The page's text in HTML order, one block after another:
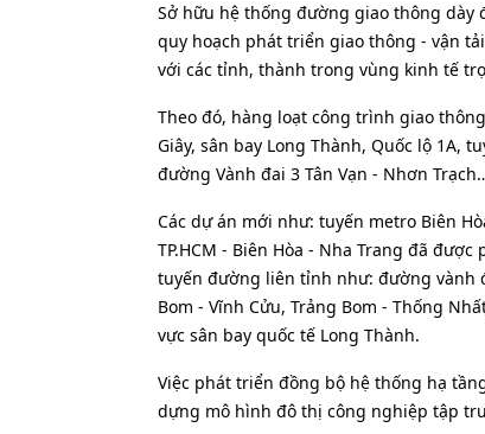
Sở hữu hệ thống đường giao thông dày
quy hoạch phát triển giao thông - vận
với các tỉnh, thành trong vùng kinh tế
Theo đó, hàng loạt công trình giao
Giây, sân bay Long Thành, Quốc lộ 1A,
đường Vành đai 3 Tân Vạn - Nhơn
Các dự án mới như: tuyến metro Biên
TP.HCM - Biên Hòa - Nha Trang đã
tuyến đường liên tỉnh như: đường vành
Bom - Vĩnh Cửu, Trảng Bom - Thống
vực sân bay quốc tế Long Thành.
Việc phát triển đồng bộ hệ thống hạ
dựng mô hình đô thị công nghiệp tập